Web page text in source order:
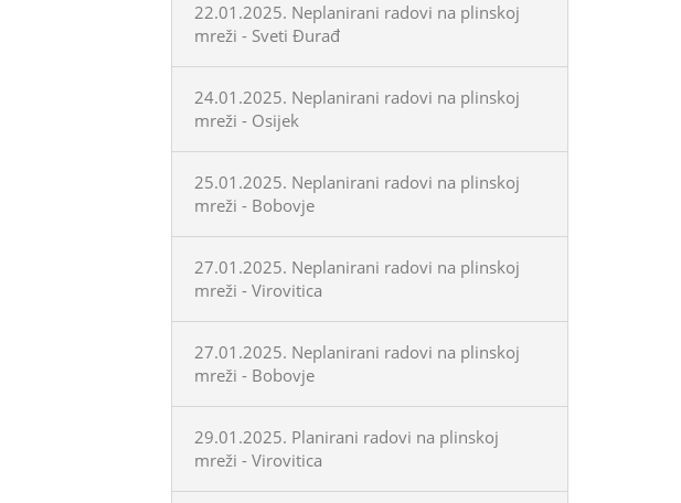
22.01.2025. Neplanirani radovi na plinskoj
mreži - Sveti Đurađ
24.01.2025. Neplanirani radovi na plinskoj
mreži - Osijek
25.01.2025. Neplanirani radovi na plinskoj
mreži - Bobovje
27.01.2025. Neplanirani radovi na plinskoj
mreži - Virovitica
27.01.2025. Neplanirani radovi na plinskoj
mreži - Bobovje
29.01.2025. Planirani radovi na plinskoj
mreži - Virovitica